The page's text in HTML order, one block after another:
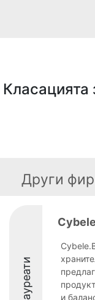
Класацията
Други
Лауреати
и